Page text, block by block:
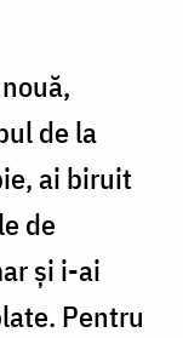
de la
ai biruit
de
şi i-ai
Pentru